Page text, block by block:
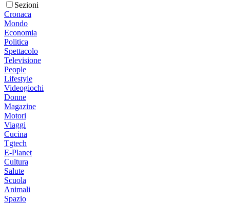
Sezioni
Cronaca
Mondo
Economia
Politica
Spettacolo
Televisione
People
Lifestyle
Videogiochi
Donne
Magazine
Motori
Viaggi
Cucina
Tgtech
E-Planet
Cultura
Salute
Scuola
Animali
Spazio